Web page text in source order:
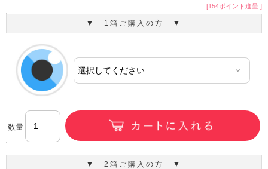
[154ポイント進呈 ]
▼ 1箱ご購入の方 ▼
数量
▼ 2箱ご購入の方 ▼